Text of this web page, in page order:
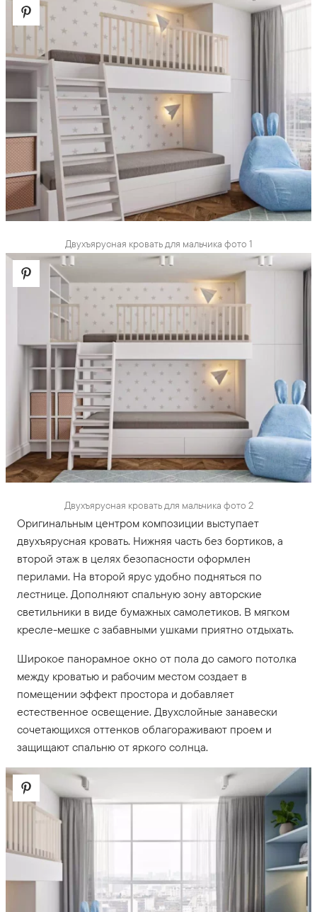
Двухъярусная кровать для мальчика фото 1
Двухъярусная кровать для мальчика фото 2
Оригинальным центром композиции выступает
двухъярусная кровать. Нижняя часть без бортиков, а
второй этаж в целях безопасности оформлен
перилами. На второй ярус удобно подняться по
лестнице. Дополняют спальную зону авторские
светильники в виде бумажных самолетиков. В мягком
кресле-мешке с забавными ушками приятно отдыхать.
Широкое панорамное окно от пола до самого потолка
между кроватью и рабочим местом создает в
помещении эффект простора и добавляет
естественное освещение. Двухслойные занавески
сочетающихся оттенков облагораживают проем и
защищают спальню от яркого солнца.